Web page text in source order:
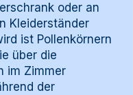
oder an
Kleiderständer
ist Pollenkörnern
über die
im Zimmer
der